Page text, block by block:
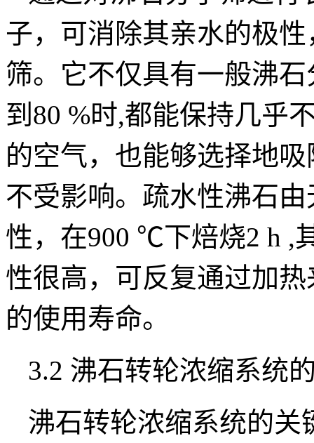
子，可消除其亲水的极
筛。它不仅具有一般沸
到80 %时,都能保持几乎
的空气，也能够选择地
不受影响。疏水性沸石
性，在900 ℃下焙烧2 h ,
性很高，可反复通过加
的使用寿命。
3.2 沸石转轮浓缩系统
沸石转轮浓缩系统的关